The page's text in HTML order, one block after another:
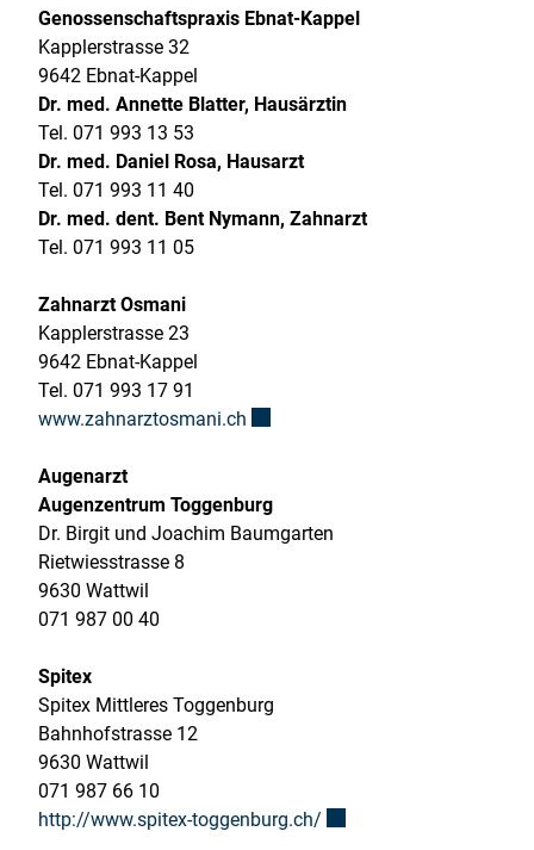
Genossenschaftspraxis Ebnat-Kappel
Kapplerstrasse 32
9642 Ebnat-Kappel
Dr. med. Annette Blatter, Hausärztin
Tel. 071 993 13 53
Dr. med. Daniel Rosa, Hausarzt
Tel. 071 993 11 40
Dr. med. dent. Bent Nymann, Zahnarzt
Tel. 071 993 11 05
Zahnarzt Osmani
Kapplerstrasse 23
9642 Ebnat-Kappel
Tel. 071 993 17 91
www.zahnarztosmani.ch
Augenarzt
Augenzentrum Toggenburg
Dr. Birgit und Joachim Baumgarten
Rietwiesstrasse 8
9630 Wattwil
071 987 00 40
Spitex
Spitex Mittleres Toggenburg
Bahnhofstrasse 12
9630 Wattwil
071 987 66 10
http://www.spitex-toggenburg.ch/